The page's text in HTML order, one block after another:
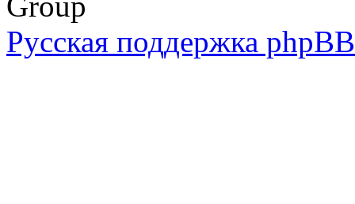
Русская поддержка phpBB